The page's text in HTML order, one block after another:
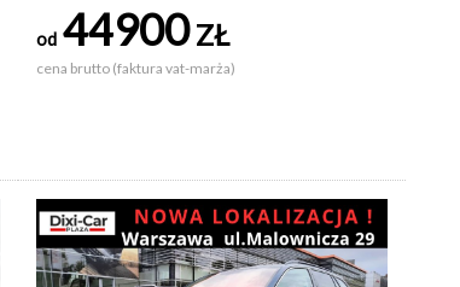
od 44900ZŁ
cena brutto (faktura vat-marża)